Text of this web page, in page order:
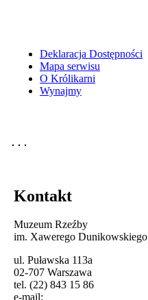
Deklaracja Dostępności
Mapa serwisu
O Królikarni
Wynajmy
Kontakt
Muzeum Rzeźby
im. Xawerego Dunikowskiego
ul. Puławska 113a
02-707 Warszawa
tel. (22) 843 15 86
e-mail: